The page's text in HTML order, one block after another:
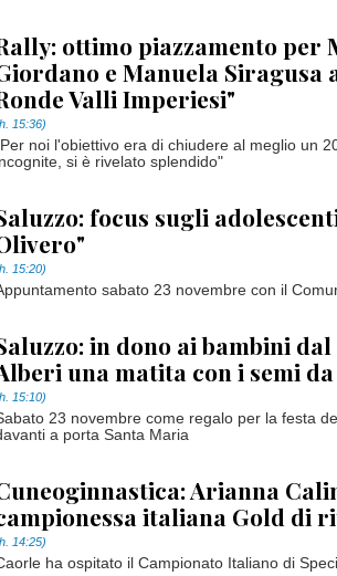
ottimo piazzamento per
e Manuela Siragusa
Valli Imperiesi"
15:36)
noi l'obiettivo era di chiudere al meglio un
si è rivelato splendido"
focus sugli
15:20)
sabato 23 novembre con il
in dono ai bambini
una matita con i semi
15:10)
23 novembre come regalo per la festa
a porta Santa Maria
Arianna
italiana Gold di
14:25)
ha ospitato il Campionato Italiano di